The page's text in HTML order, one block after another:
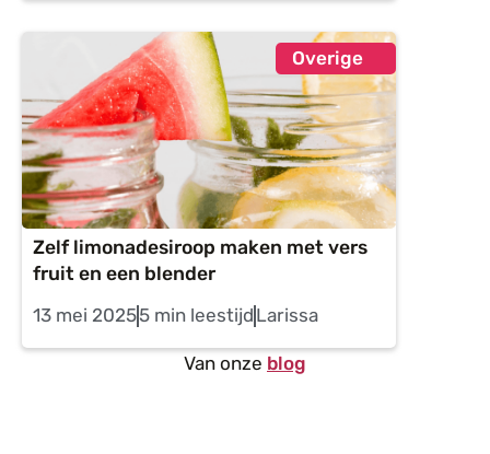
Overige
Zelf limonadesiroop maken met vers
fruit en een blender
13 mei 20255 min leestijd Larissa
Van onze blog